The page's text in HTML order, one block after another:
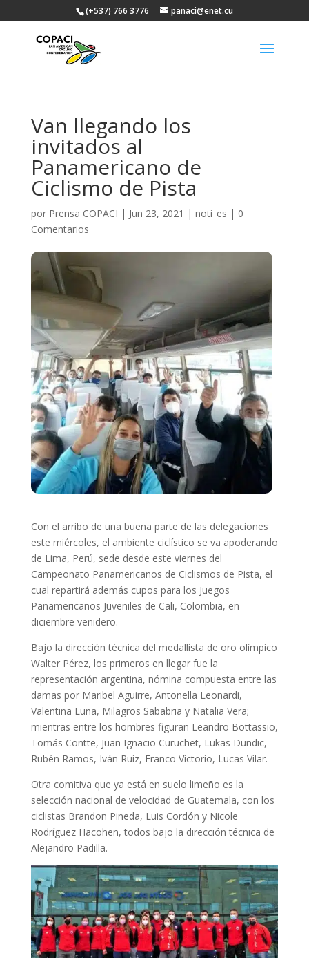
(+537) 766 3776 panaci@enet.cu
Van llegando los
invitados al
Panamericano de
Ciclismo de Pista
por Prensa COPACI | Jun 23, 2021 | noti_es | 0
Comentarios
Con el arribo de una buena parte de las delegaciones
este miércoles, el ambiente ciclístico se va apoderando
de Lima, Perú, sede desde este viernes del
Campeonato Panamericanos de Ciclismos de Pista, el
cual repartirá además cupos para los Juegos
Panamericanos Juveniles de Cali, Colombia, en
diciembre venidero.
Bajo la dirección técnica del medallista de oro olímpico
Walter Pérez, los primeros en llegar fue la
representación argentina, nómina compuesta entre las
damas por Maribel Aguirre, Antonella Leonardi,
Valentina Luna, Milagros Sababria y Natalia Vera;
mientras entre los hombres figuran Leandro Bottassio,
Tomás Contte, Juan Ignacio Curuchet, Lukas Dundic,
Rubén Ramos, Iván Ruiz, Franco Victorio, Lucas Vilar.
Otra comitiva que ya está en suelo limeño es la
selección nacional de velocidad de Guatemala, con los
ciclistas Brandon Pineda, Luis Cordón y Nicole
Rodríguez Hacohen, todos bajo la dirección técnica de
Alejandro Padilla.